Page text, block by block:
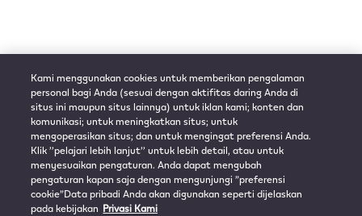
Kami menggunakan cookies untuk memberikan pengalaman
personal bagi Anda (sesuai dengan aktifitas daring Anda di
situs ini maupun situs lainnya) untuk iklan kami; konten dan
komunikasi; untuk meningkatkan situs; untuk
mengoperasikan situs; dan untuk mengingat preferensi Anda.
Klik ’’pelajari lebih lanjut’’ untuk lebih detail, atau untuk
menyesuaikan pengaturan. Anda dapat mengubah
pengaturan kapan saja dengan mengunjungi ”preferensi
cookie”Data pribadi Anda akan digunakan seperti dijelaskan
pada kebijakan Privasi Kami